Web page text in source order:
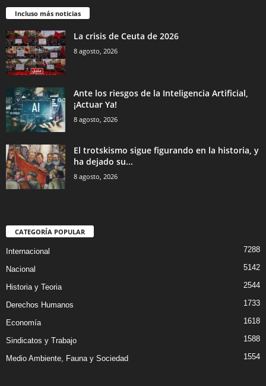
Incluso más noticias
La crisis de Ceuta de 2026
8 agosto, 2026
Ante los riesgos de la Inteligencia Artificial,
¡Actuar Ya!
8 agosto, 2026
El trotskismo sigue figurando en la historia, y
ha dejado su...
8 agosto, 2026
CATEGORÍA POPULAR
Internacional 7288
Nacional 5142
Historia y Teoria 2544
Derechos Humanos 1733
Economía 1618
Sindicatos y Trabajo 1588
Medio Ambiente, Fauna y Sociedad 1554